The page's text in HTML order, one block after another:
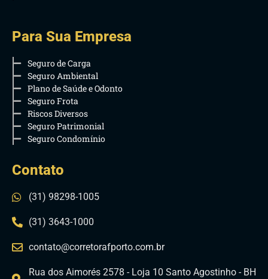
Para Sua Empresa
Seguro de Carga
Seguro Ambiental
Plano de Saúde e Odonto
Seguro Frota
Riscos Diversos
Seguro Patrimonial
Seguro Condomínio
Contato
(31) 98298-1005
(31) 3643-1000
contato@corretorafporto.com.br
Rua dos Aimorés 2578 - Loja 10 Santo Agostinho - BH